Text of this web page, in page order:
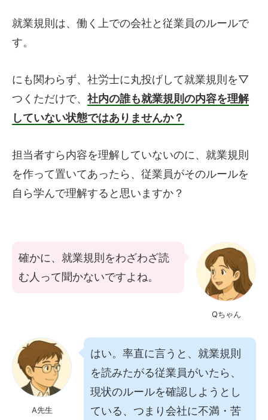
就業規則は、働く上での会社と従業員のルールで
す。
にも関わらず、社労士に丸投げして就業規則を▽
つくただけで、 社内の誰も就業規則の内容を理解
していない状態ではありませんか？
担当者すら内容を理解していないのに、就業規則
を作って置いてあったら、従業員がそのルールを
自ら学んで理解すると思いますか？
Qちゃん
確かに、就業規則をわざわざ読
む人って聞かないですよね。
A先生
はい。率直に言うと、就業規則
を読みたがる従業員がいたら、
現状のルールを確認しようとし
ている、つまり会社に不満・苦